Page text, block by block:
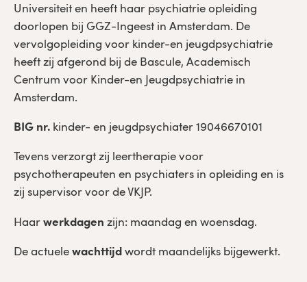
Universiteit en heeft haar psychiatrie opleiding
doorlopen bij GGZ-Ingeest in Amsterdam. De
vervolgopleiding voor kinder-en jeugdpsychiatrie
heeft zij afgerond bij de Bascule, Academisch
Centrum voor Kinder-en Jeugdpsychiatrie in
Amsterdam.
BIG nr. kinder- en jeugdpsychiater 19046670101
Tevens verzorgt zij leertherapie voor
psychotherapeuten en psychiaters in opleiding en is
zij supervisor voor de VKJP.
Haar werkdagen zijn: maandag en woensdag.
De actuele wachttijd wordt maandelijks bijgewerkt.